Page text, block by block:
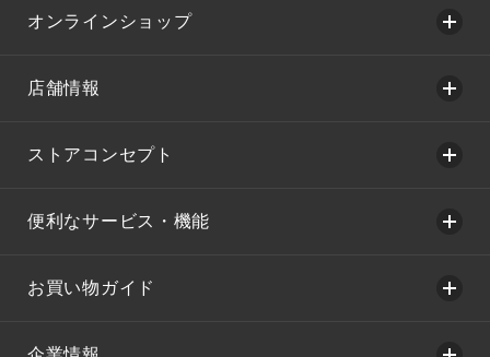
オンラインショップ
店舗情報
ストアコンセプト
便利なサービス・機能
お買い物ガイド